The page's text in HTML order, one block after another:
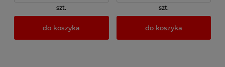
szt.
do koszyka
szt.
do koszyka